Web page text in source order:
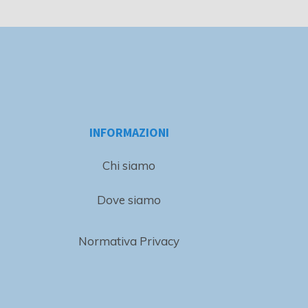
INFORMAZIONI
Chi siamo
Dove siamo
Normativa Privacy